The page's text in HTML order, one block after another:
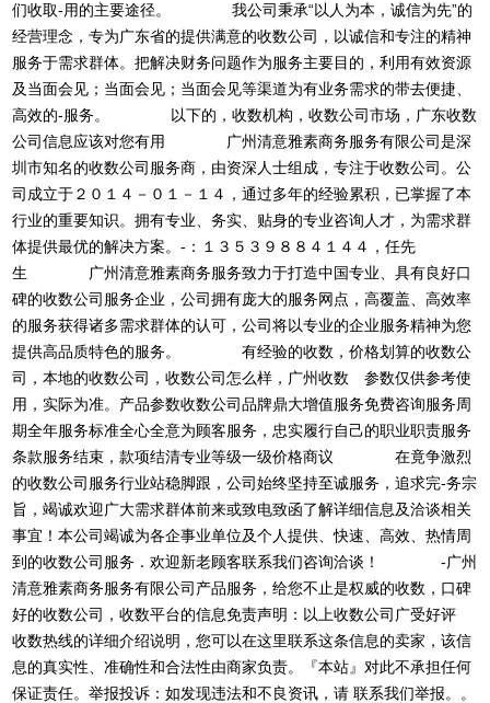
们收取-用的主要途径。 我公司秉承“以人为本，诚信为先”的
经营理念，专为广东省的提供满意的收数公司，以诚信和专注的精神
服务于需求群体。把解决财务问题作为服务主要目的，利用有效资源
及当面会见；当面会见；当面会见等渠道为有业务需求的带去便捷、
高效的-服务。 以下的，收数机构，收数公司市场，广东收数
公司信息应该对您有用 广州清意雅素商务服务有限公司是深
圳市知名的收数公司服务商，由资深人士组成，专注于收数公司。公
司成立于２０１４－０１－１４，通过多年的经验累积，已掌握了本
行业的重要知识。拥有专业、务实、贴身的专业咨询人才，为需求群
体提供最优的解决方案。-：１３５３９８８４１４４，任先
生 广州清意雅素商务服务致力于打造中国专业、具有良好口
碑的收数公司服务企业，公司拥有庞大的服务网点，高覆盖、高效率
的服务获得诸多需求群体的认可，公司将以专业的企业服务精神为您
提供高品质特色的服务。 有经验的收数，价格划算的收数公
司，本地的收数公司，收数公司怎么样，广州收数 参数仅供参考使
用，实际为准。产品参数收数公司品牌鼎大增值服务免费咨询服务周
期全年服务标准全心全意为顾客服务，忠实履行自己的职业职责服务
条款服务结束，款项结清专业等级一级价格商议 在竟争激烈
的收数公司服务行业站稳脚跟，公司始终坚持至诚服务，追求完-务宗
旨，竭诚欢迎广大需求群体前来或致电致函了解详细信息及洽谈相关
事宜！本公司竭诚为各企事业单位及个人提供、快速、高效、热情周
到的收数公司服务．欢迎新老顾客联系我们咨询洽谈！ -广州
清意雅素商务服务有限公司产品服务，给您不止是权威的收数，口碑
好的收数公司，收数平台的信息免责声明：以上收数公司广受好评
收数热线的详细介绍说明，您可以在这里联系这条信息的卖家，该信
息的真实性、准确性和合法性由商家负责。『本站』对此不承担任何
保证责任。举报投诉：如发现违法和不良资讯，请 联系我们举报。。